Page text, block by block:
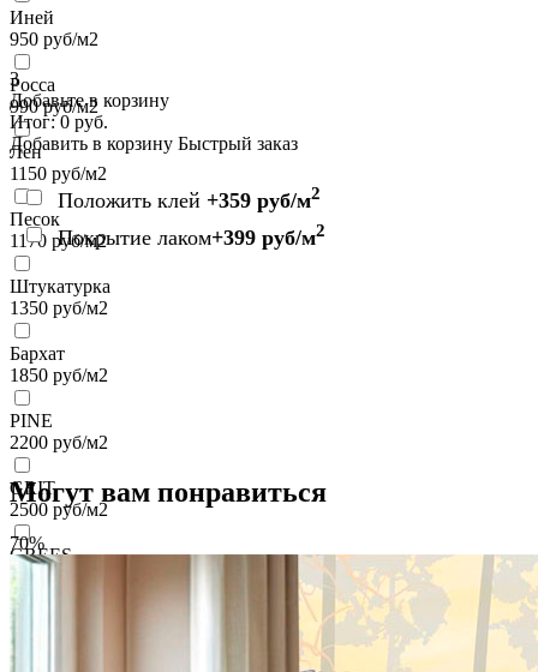
Иней
950 руб/м2
Росса
990руб/м2
Лен
1150 руб/м2
Песок
1170 руб/м2
Штукатурка
1350 руб/м2
Бархат
1850 руб/м2
PINE
2200 руб/м2
GRIT
2500 руб/м2
GREES
2500 руб/м2
VELOURS
2700
3
Добавьте в корзину
Итог:0 руб.
Добавить в корзину Быстрый заказ
Положить клей +359 руб/м2
Покрытие лаком+399 руб/м2
Могут вам понравиться
70%